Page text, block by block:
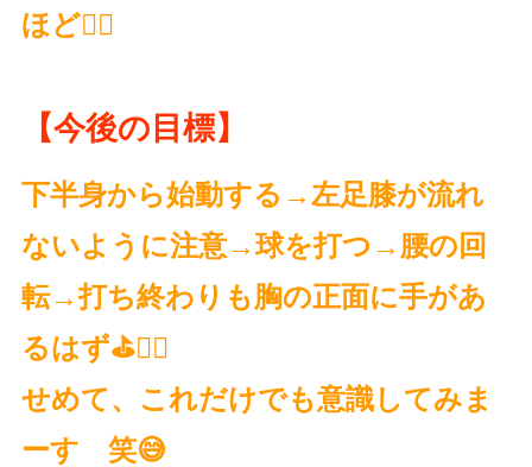
ほど😵‍💫
【今後の目標】
下半身から始動する→左足膝が流れ
ないように注意→球を打つ→腰の回
転→打ち終わりも胸の正面に手があ
るはず⛳️🏌️‍♀️
せめて、これだけでも意識してみま
ーす 笑😅